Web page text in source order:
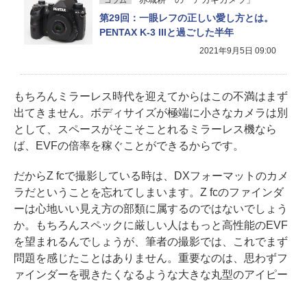
第29回：一眼レフの正しい愛し方とは。
PENTAX K-3 IIIと過ごした半年
2021年9月5日 09:00
もちろんミラーレス時代を迎えてからはこの不満はまず
出てきません。ボディサイズが極端に小さなカメラは別
として、スペースがそこそことれるミラーレス機なら
ば、EVFの倍率を稼ぐことができるからです。
だからZ fcで撮影している時は、DXフォーマットのカメ
ラだということを忘れてしまいます。Z fcのファインダ
ーは心地いい見え方の部類に属するのではないでしょう
か。もちろんスペックに厳しい人はもっと高性能のEVF
を望まれるんでしょうが、筆者の撮影では、これでまず
問題を感じたことはありません。重要なのは、思わずフ
ァインダーを覗きたくなるような大きな丸型のアイピー